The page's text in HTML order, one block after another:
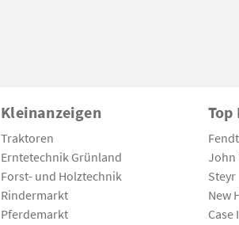
Kleinanzeigen
Traktoren
Erntetechnik Grünland
Forst- und Holztechnik
Rindermarkt
Pferdemarkt
Top
Fendt
John
Steyr
New
Case